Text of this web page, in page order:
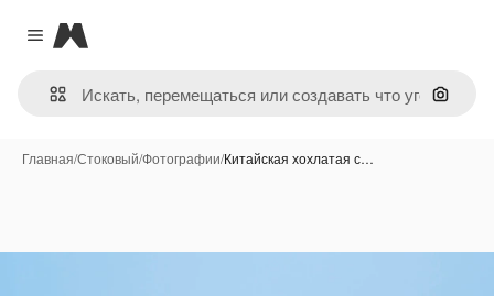
Close menu
Magnific
Поиск
Главная/Стоковый/Фотографии/Китайская хохлатая с…